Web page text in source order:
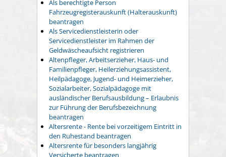
Als berechtigte Person
Fahrzeugregisterauskunft (Halterauskunft)
beantragen
Als Servicedienstleisterin oder
Servicedienstleister im Rahmen der
Geldwäscheaufsicht registrieren
Altenpfleger, Arbeitserzieher, Haus- und
Familienpfleger, Heilerziehungsassistent,
Heilpädagoge, Jugend- und Heimerzieher,
Sozialarbeiter, Sozialpädagoge mit
ausländischer Berufsausbildung – Erlaubnis
zur Führung der Berufsbezeichnung
beantragen
Altersrente - Rente bei vorzeitigem Eintritt in
den Ruhestand beantragen
Altersrente für besonders langjährig
Versicherte beantragen